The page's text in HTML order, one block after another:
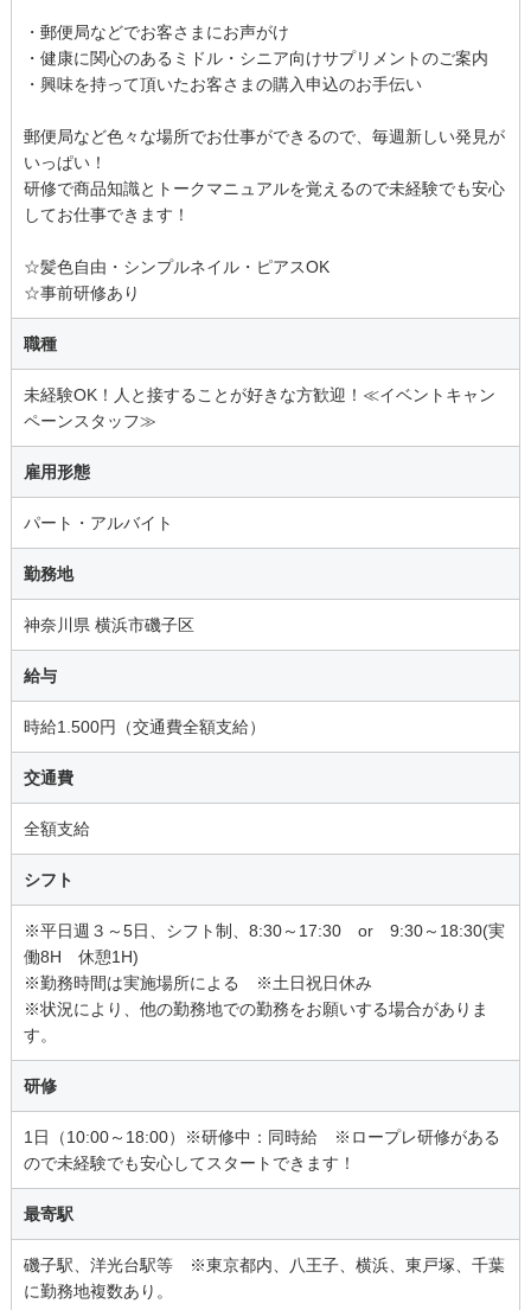
・郵便局などでお客さまにお声がけ
・健康に関心のあるミドル・シニア向けサプリメントのご案内
・興味を持って頂いたお客さまの購入申込のお手伝い
郵便局など色々な場所でお仕事ができるので、毎週新しい発見が
いっぱい！
研修で商品知識とトークマニュアルを覚えるので未経験でも安心
してお仕事できます！
☆髪色自由・シンプルネイル・ピアスOK
☆事前研修あり
職種
未経験OK！人と接することが好きな方歓迎！≪イベントキャン
ペーンスタッフ≫
雇用形態
パート・アルバイト
勤務地
神奈川県 横浜市磯子区
給与
時給1.500円（交通費全額支給）
交通費
全額支給
シフト
※平日週３～5日、シフト制、8:30～17:30 or 9:30～18:30(実
働8H 休憩1H)
※勤務時間は実施場所による ※土日祝日休み
※状況により、他の勤務地での勤務をお願いする場合がありま
す。
研修
1日（10:00～18:00）※研修中：同時給 ※ロープレ研修がある
ので未経験でも安心してスタートできます！
最寄駅
磯子駅、洋光台駅等 ※東京都内、八王子、横浜、東戸塚、千葉
に勤務地複数あり。